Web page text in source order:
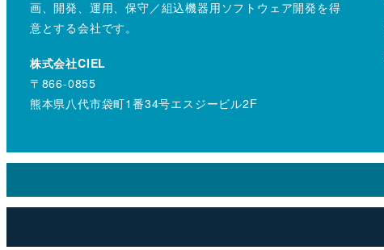
画、開発、運用、保守／組込機器用ソフトウェア開発を得
意とする会社です。
株式会社CIEL
〒866-0855
熊本県八代市袋町1番34号エスジービル2F